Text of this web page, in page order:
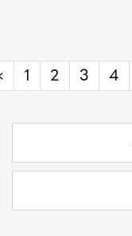
Previous
1 2 3 4